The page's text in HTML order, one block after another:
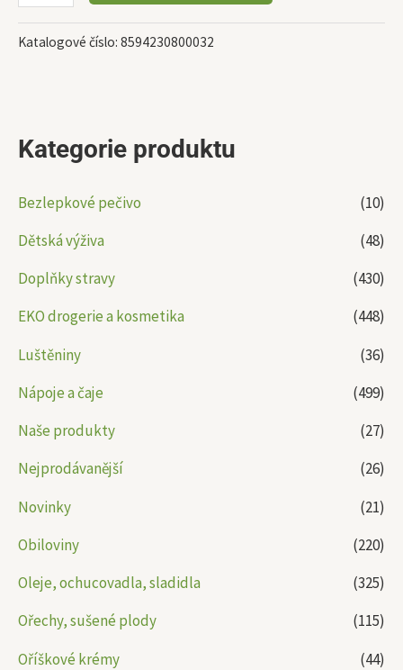
Kategorie produktu
Bezlepkové pečivo
(10)
Dětská výživa
(48)
Doplňky stravy
(430)
EKO drogerie a kosmetika
(448)
Luštěniny
(36)
Nápoje a čaje
(499)
Naše produkty
(27)
Nejprodávanější
(26)
Novinky
(21)
Obiloviny
(220)
Oleje, ochucovadla, sladidla
(325)
Ořechy, sušené plody
(115)
Oříškové krémy
(44)
Katalogové číslo: 8594230800032